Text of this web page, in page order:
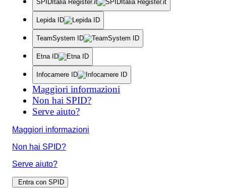
SPIDItalia Register.it
Lepida ID
TeamSystem ID
Etna ID
Infocamere ID
Maggiori informazioni
Non hai SPID?
Serve aiuto?
Maggiori informazioni
Non hai SPID?
Serve aiuto?
Entra con SPID